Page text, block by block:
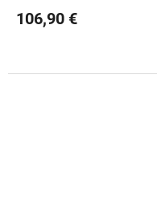
106,90 €